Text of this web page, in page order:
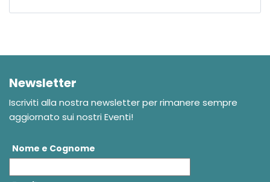
Newsletter
Iscriviti alla nostra newsletter per rimanere sempre
aggiornato sui nostri Eventi!
Nome e Cognome